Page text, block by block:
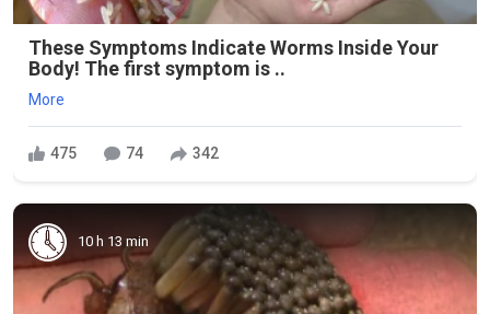
These Symptoms Indicate Worms Inside Your
Body! The first symptom is ..
More
475 74 342
10 h 13 min